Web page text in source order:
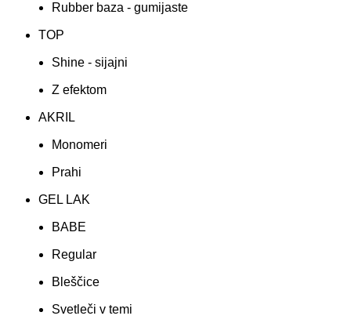
Rubber baza - gumijaste
TOP
Shine - sijajni
Z efektom
AKRIL
Monomeri
Prahi
GEL LAK
BABE
Regular
Bleščice
Svetleči v temi